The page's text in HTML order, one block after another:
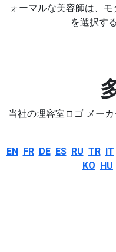
ォーマルな美容師は、
を選択す
当社の理容室ロゴ メー
EN FR DE ES RU TR IT
KO HU